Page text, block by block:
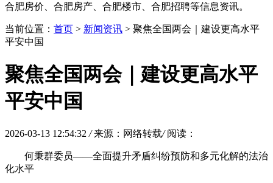
合肥房价、合肥房产、合肥楼市、合肥招聘等信息资讯。
当前位置： 首页 > 新闻资讯 > 聚焦全国两会｜建设更高水平
平安中国
聚焦全国两会｜建设更高水平
平安中国
2026-03-13 12:54:32/ 来源：网络转载/ 阅读：
何秉群委员——全面提升矛盾纠纷预防和多元化解的法治
化水平